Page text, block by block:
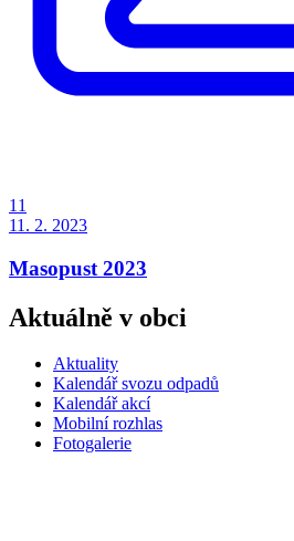
11
11. 2. 2023
Masopust 2023
Aktuálně v obci
Aktuality
Kalendář svozu odpadů
Kalendář akcí
Mobilní rozhlas
Fotogalerie